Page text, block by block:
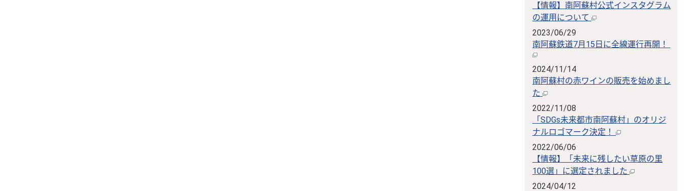
【情報】南阿蘇村公式インスタグラム
の運用について
2023/06/29
南阿蘇鉄道7月15日に全線運行再開！
2024/11/14
南阿蘇村の赤ワインの販売を始めまし
た
2022/11/08
「SDGs未来都市南阿蘇村」のオリジ
ナルロゴマーク決定！
2022/06/06
【情報】「未来に残したい草原の里
100選」に選定されました
2024/04/12